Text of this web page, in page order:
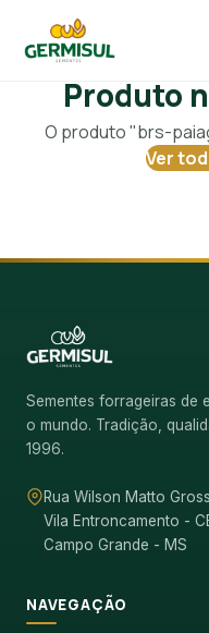
🇧🇷Português
Quem Somos
Sementes
Contato
Produto
O produto "brs-
Ver
Sementes forrageiras de
o mundo. Tradição,
1996.
Rua Wilson Matto
Vila Entroncamento -
Campo Grande - MS
NAVEGAÇÃO